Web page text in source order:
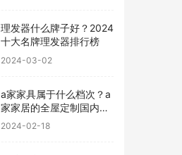
理发器什么牌子好？2024
十大名牌理发器排行榜
2024-03-02
a家家具属于什么档次？a
家家居的全屋定制国内排
行
2024-02-18